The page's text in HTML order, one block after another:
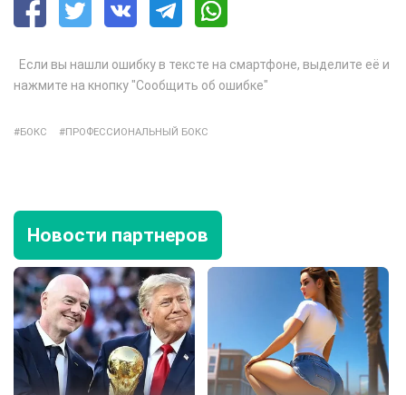
Если вы нашли ошибку в тексте на смартфоне, выделите её и
нажмите на кнопку "Сообщить об ошибке"
БОКС ПРОФЕССИОНАЛЬНЫЙ БОКС
Новости партнеров